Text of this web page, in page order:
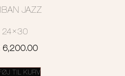
JAZZ
24×30
6,200.00
TIL KURV